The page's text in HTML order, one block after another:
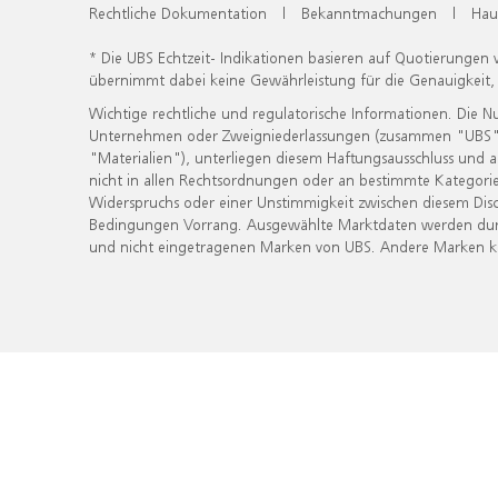
Rechtliche Dokumentation | Bekanntmachungen |
* Die UBS Echtzeit- Indikationen basieren auf
übernimmt dabei keine Gewährleistung für die
Wichtige rechtliche und regulatorische Informationen. Die
Unternehmen oder Zweigniederlassungen (zusammen
"Materialien"), unterliegen diesem Haftungsausschluss
nicht in allen Rechtsordnungen oder an bestimmte
Widerspruchs oder einer Unstimmigkeit zwischen diesem
Bedingungen Vorrang. Ausgewählte Marktdaten werden
und nicht eingetragenen Marken von UBS. Andere Marken